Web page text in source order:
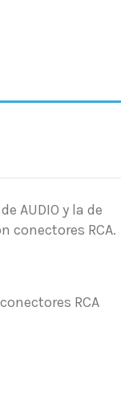
AUDIO y la de
conectores RCA.
RCA